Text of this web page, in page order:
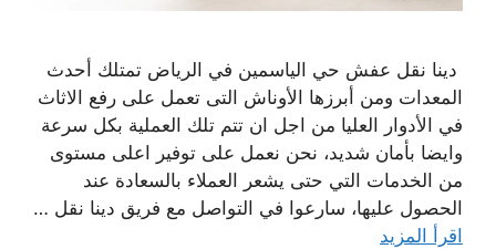
دينا نقل عفش حي الياسمين في الرياض تمتلك أحدث
المعدات ومن أبرزها الأوناش التى تعمل على رفع الاثاث
في الأدوار العليا من اجل ان تتم تلك العملية بكل سرعة
وايضا بأمان شديد، نحن نعمل على توفير اعلى مستوى
من الخدمات التي حتى يشعر العملاء بالسعادة عند
الحصول عليها، سارعوا في التواصل مع فريق دينا نقل …
اقرأ المزيد